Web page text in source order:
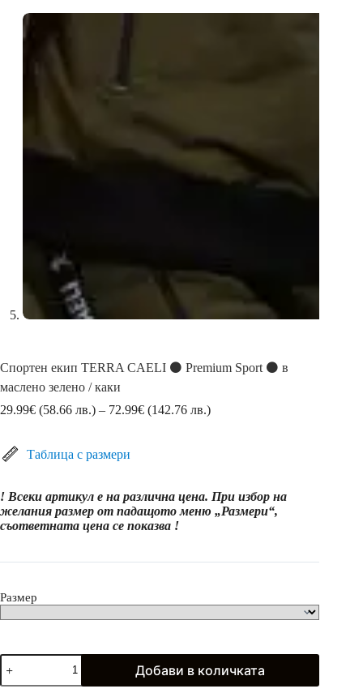
Спортен екип TERRA CAELI ⚫ Premium Sport ⚫ в
маслено зелено / каки
29.99€ (58.66 лв.) – 72.99€ (142.76 лв.)Price
72.99€
(142.76
Таблица с размери
! Всеки артикул е на различна цена. При избор на
желания размер от падащото меню „Размери“,
съответната цена се показва !
Размер
количество
за
Спортен
Добави в количката